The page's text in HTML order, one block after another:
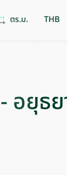
ตร.ม. THB
อยุธ